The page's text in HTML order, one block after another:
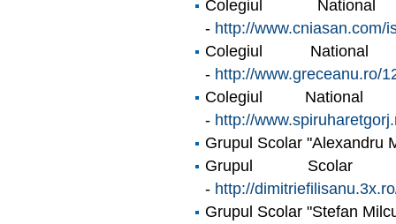
Colegiul
- http://www.cniasan.com/
Colegiul
- http://www.greceanu.ro/
Colegiul
- http://
Grupul Scolar "Alexandru
Grupul Scolar
- http://
Grupul Scolar "Stefan